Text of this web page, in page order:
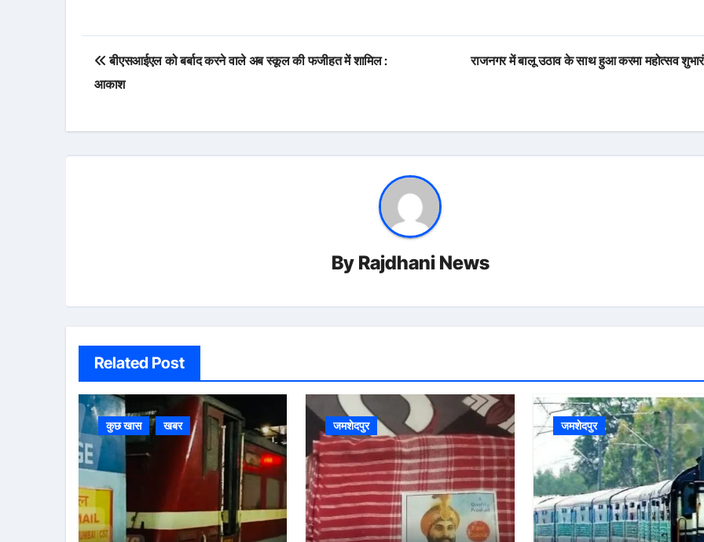
Post
navigation
बीएसआईएल को बर्बाद करने वाले अब स्कूल की फजीहत में शामिल :
आकाश
राजनगर में बालू उठाव के साथ हुआ करमा महोत्सव
By Rajdhani News
Related Post
कुछ खास खबर जमशेदपुर जमशेदपुर